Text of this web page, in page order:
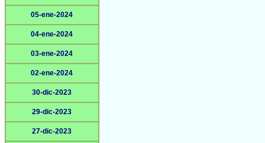
05-ene-2024
04-ene-2024
03-ene-2024
02-ene-2024
30-dic-2023
29-dic-2023
27-dic-2023